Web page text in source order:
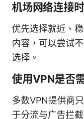
机场网络连接
优先选择就近、
内容，可以尝试
选择。
使用VPN是否
多数VPN提供商
于分流与广告拦